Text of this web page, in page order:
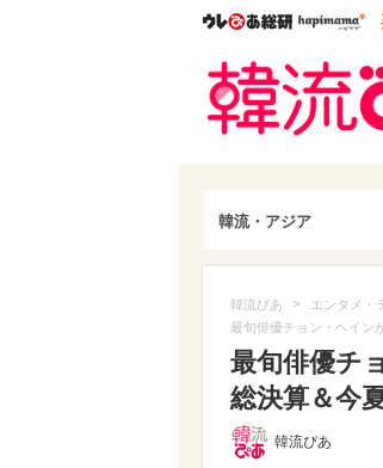
ウレぴあ
韓流・アジア
韓流ぴあ > エンタメ・
最旬俳優チョン・ヘイン
最旬俳優チ
総決算＆今
韓流ぴあ